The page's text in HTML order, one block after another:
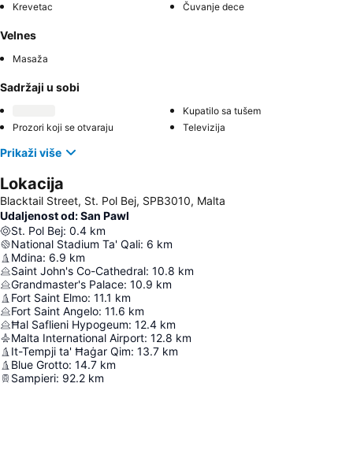
Krevetac Čuvanje dece
Velnes
Masaža
Sadržaji u sobi
Kupatilo sa tušem
Prozori koji se otvaraju
Televizija
Prikaži više
Lokacija
Blacktail Street, St. Pol Bej, SPB3010, Malta
Udaljenost od: San Pawl
St. Pol Bej: 0.4 km
National Stadium Ta' Qali: 6 km
Mdina: 6.9 km
Saint John's Co-Cathedral: 10.8 km
Grandmaster's Palace: 10.9 km
Fort Saint Elmo: 11.1 km
Fort Saint Angelo: 11.6 km
Ħal Saflieni Hypogeum: 12.4 km
Malta International Airport: 12.8 km
It-Tempji ta' Ħaġar Qim: 13.7 km
Blue Grotto: 14.7 km
Sampieri: 92.2 km